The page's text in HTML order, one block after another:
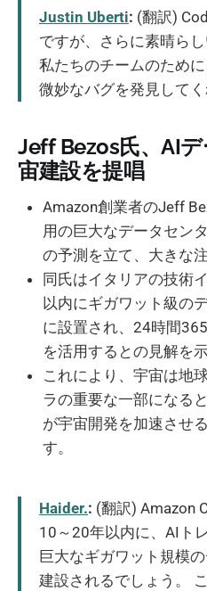
Justin Uberti: (翻訳)
ですが、さらに素晴ら
私たちのチームのため
微妙なバグを発見してく
Jeff Bezos氏、AI
宙建設を提唱
Amazon創業者のJeff
用の巨大なデータセン
の予測を立て、大きな
同氏はイタリアの技術
以内にギガワット級の
に設置され、24時間
を活用するとの見解を
これにより、宇宙は地
ラの重要な一部になる
が宇宙開発を加速させ
す。
Haider.: (翻訳) Amazon
10～20年以内に、AIト
巨大なギガワット規模
建設されるでしょう。